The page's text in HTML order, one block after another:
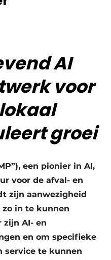
AI
voor
groei
een pionier in AI,
voor de afval- en
zijn aanwezigheid
in te kunnen
zijn AI- en
en om specifieke
service te kunnen